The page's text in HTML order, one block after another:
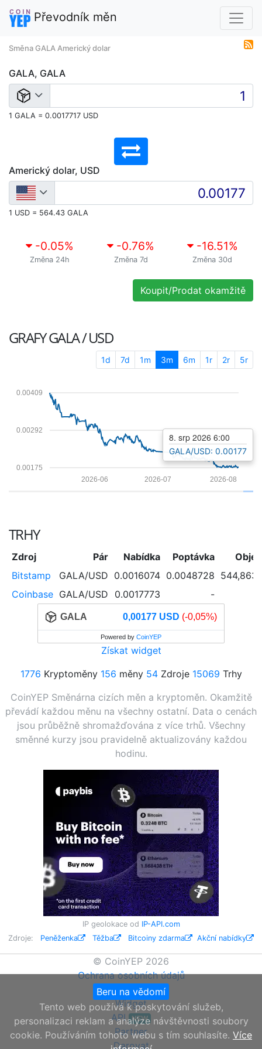
Převodník měn
Směna GALA Americký dolar
GALA, GALA
1 GALA = 0.0017717 USD
Americký dolar, USD
1 USD = 564.43 GALA
-0.05%
Změna 24h
-0.76%
Změna 7d
-16.51%
Změna 30d
Koupit/Prodat okamžitě
GRAFYGALA / USD
1d 7d 1m 3m 6m 1r 2r 5r
0.00175
0.00292
0.00409
2026-08
2026-07
2026-06
8. srp 2026 6:00
GALA/USD: 0.00177
TRHY
Zdroj Pár Nabídka Poptávka
Bitstamp
GALA/USD 0.0016074 0.0048728 544,863
Coinbase GALA/USD 0.0017773 -
GALA 0,00177 USD (-0,05%)
Powered by CoinYEP
Získat widget
1776 Kryptoměny 156 měny 54Zdroje 15069 Trhy
CoinYEP Směnárna cizích měn a kryptoměn. Okamžitě
převádí každou měnu na všechny ostatní. Data o cenách
jsou průběžně shromažďována z více trhů. Všechny
směnné kurzy jsou pravidelně aktualizovány každou
hodinu.
IP geolokace od IP-API.com
Zdroje: Peněženka Těžba Bitcoiny zdarma Akční nabídky
© CoinYEP 2026
Ochrana osobních údajů
O nás
Widget
API NEW
Partner
Darovat
Beru na vědomí
Tento web používá k poskytování služeb,
personalizaci reklam a analýze návštěvnosti soubory
cookie. Používáním tohoto webu s tím souhlasíte. Více